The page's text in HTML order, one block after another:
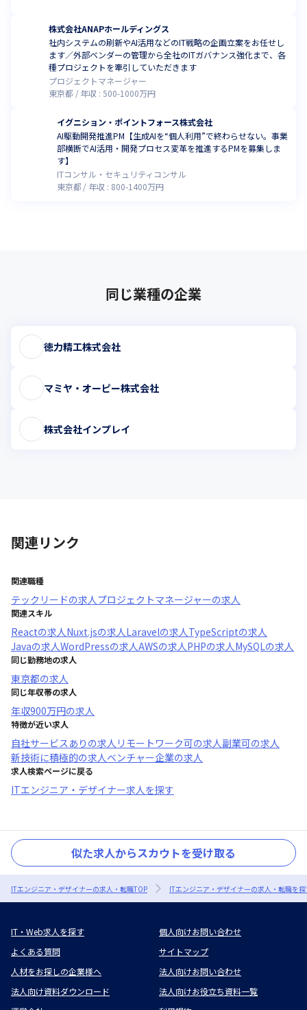
株式会社ANAPホールディングス
社内システムの刷新やAI活用などのIT戦略の企画立案をお任せし
ます／外部ベンダーの管理から全社のITガバナンス強化まで、各
種プロジェクトを牽引していただきます
プロジェクトマネージャー
東京都
年収 : 500-1000万円
イグニション・ポイントフォース株式会社
AI駆動開発推進PM【生成AIを“個人利用”で終わらせない。事業
部横断でAI活用・開発プロセス変革を推進するPMを募集しま
す】
ITコンサル・セキュリティコンサル
東京都
年収 : 800-1400万円
同じ業種の企業
徳力精工株式会社
マミヤ・オーピー株式会社
株式会社インプレイ
関連リンク
関連職種
テックリードの求人プロジェクトマネージャーの求人
関連スキル
Reactの求人Nuxt.jsの求人Laravelの求人TypeScriptの求人
Javaの求人WordPressの求人AWSの求人PHPの求人MySQLの求人
同じ勤務地の求人
東京都の求人
同じ年収帯の求人
年収900万円の求人
特徴が近い求人
自社サービスあり の求人 リモートワーク可の求人副業可の求人
新技術に積極的の求人ベンチャー企業の求人
求人検索ページに戻る
ITエンジニア・デザイナー求人を探す
似た求人からスカウトを受け取る
ITエンジニア・デザイナーの求人・転職TOP ITエンジニア・デザイナーの求人・転職を
IT・Web求人を探す
個人向けお問い合わせ
よくある質問
サイトマップ
人材をお探しの企業様へ
法人向けお問い合わせ
法人向け資料ダウンロード
法人向けお役立ち資料一覧